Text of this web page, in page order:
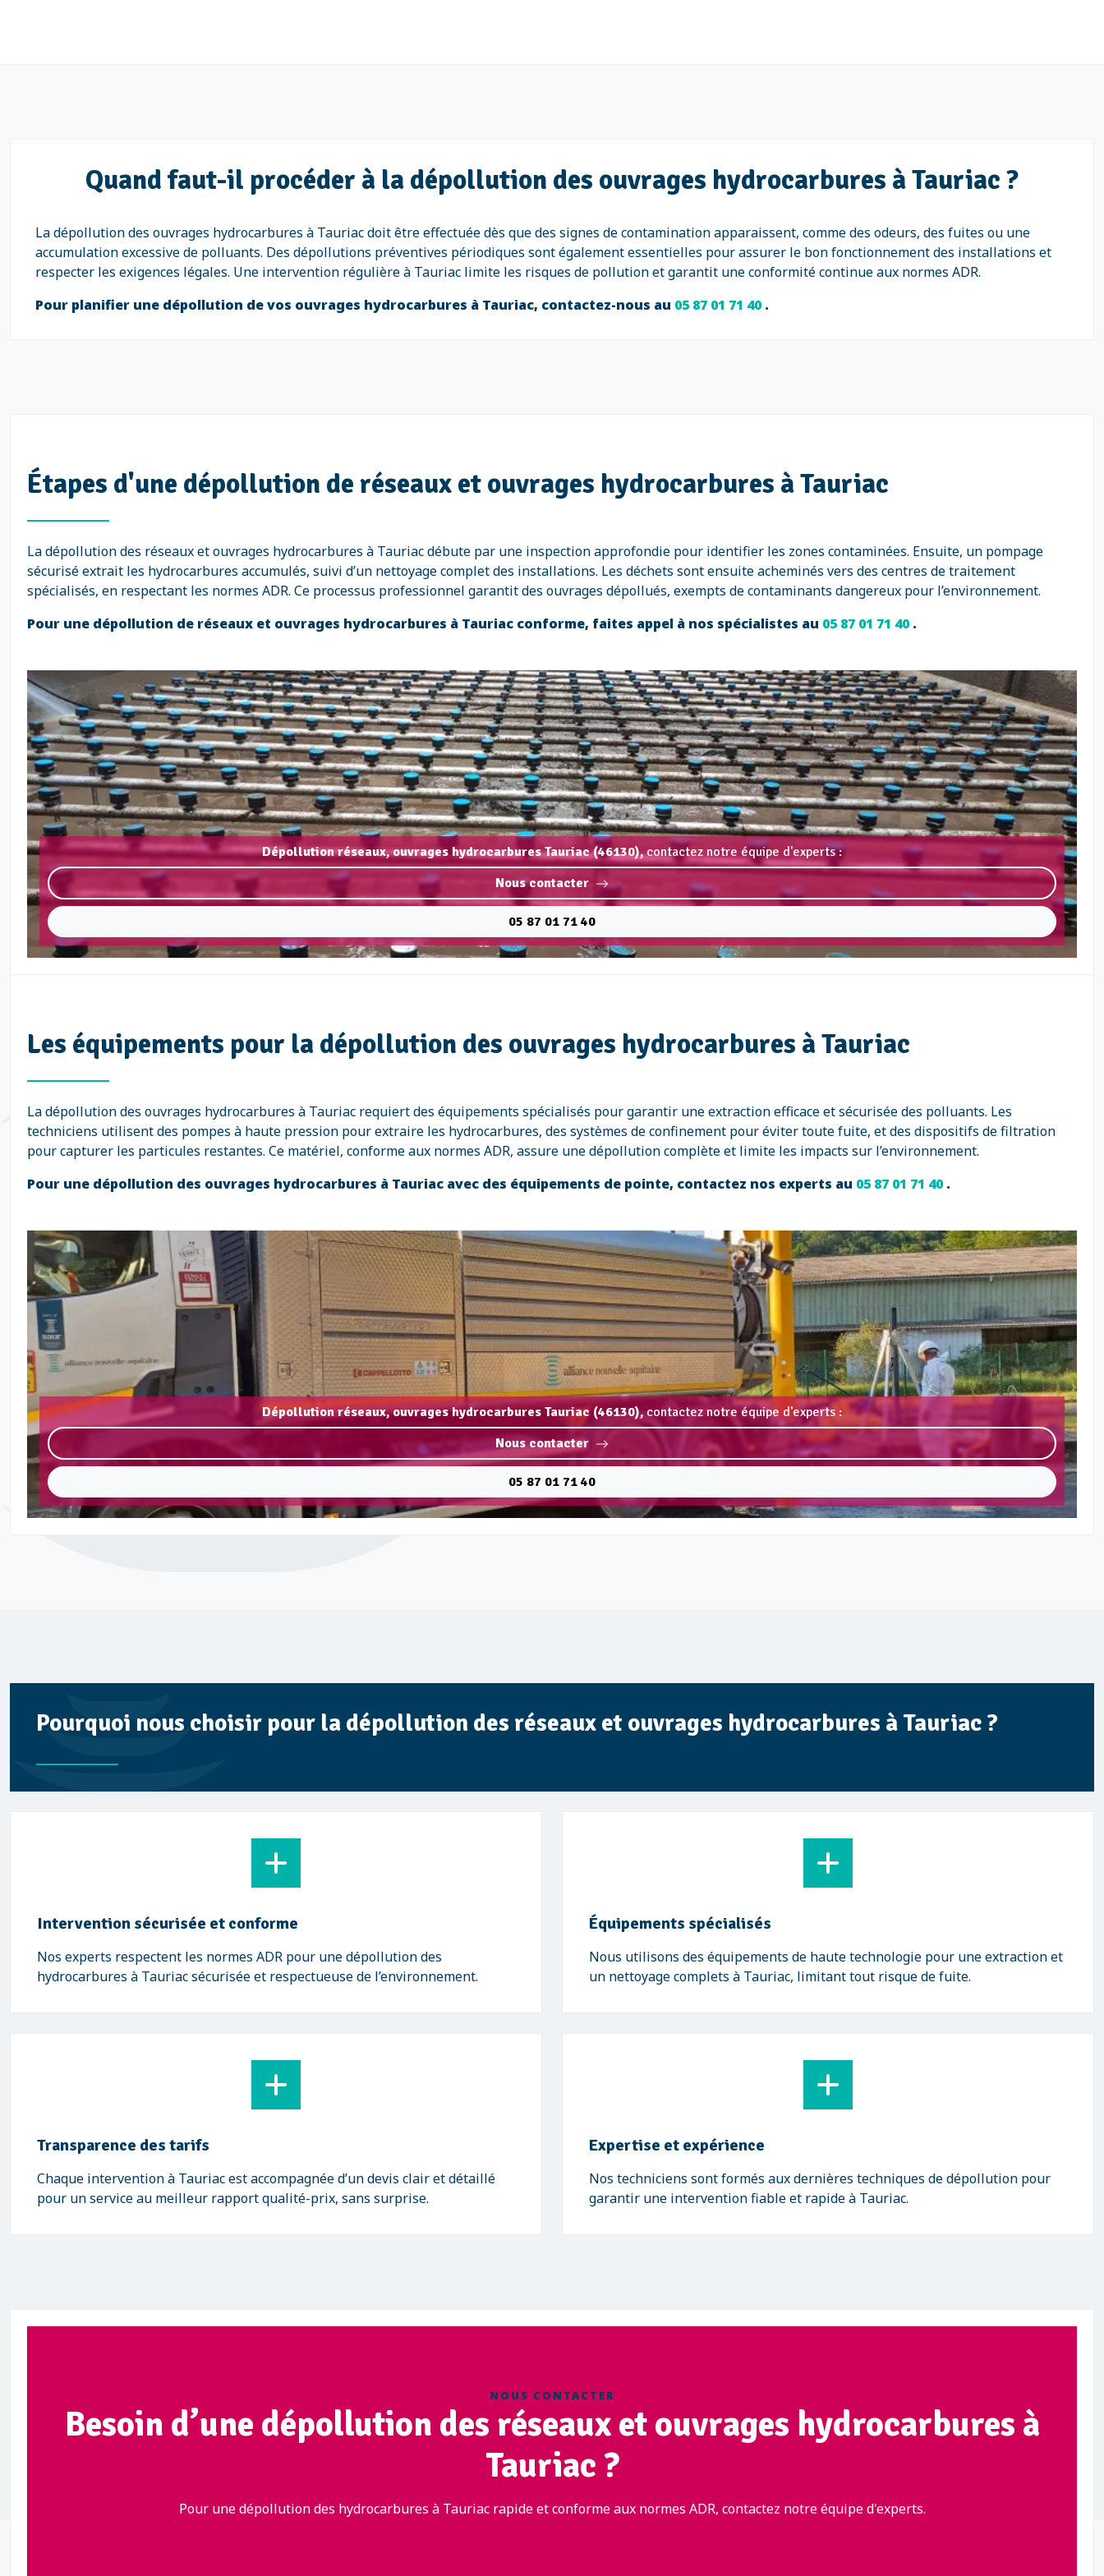
Quand faut-il procéder à la dépollution des ouvrages hydrocarbures à Tauriac ?
La dépollution des ouvrages hydrocarbures à Tauriac doit être effectuée dès que des signes de contamination apparaissent, comme des odeurs, des fuites ou une
accumulation excessive de polluants. Des dépollutions préventives périodiques sont également essentielles pour assurer le bon fonctionnement des installations et
respecter les exigences légales. Une intervention régulière à Tauriac limite les risques de pollution et garantit une conformité continue aux normes ADR.
Pour planifier une dépollution de vos ouvrages hydrocarbures à Tauriac, contactez-nous au 05 87 01 71 40.
Étapes d'une dépollution de réseaux et ouvrages hydrocarbures à Tauriac
La dépollution des réseaux et ouvrages hydrocarbures à Tauriac débute par une inspection approfondie pour identifier les zones contaminées. Ensuite, un pompage
sécurisé extrait les hydrocarbures accumulés, suivi d’un nettoyage complet des installations. Les déchets sont ensuite acheminés vers des centres de traitement
spécialisés, en respectant les normes ADR. Ce processus professionnel garantit des ouvrages dépollués, exempts de contaminants dangereux pour l’environnement.
Pour une dépollution de réseaux et ouvrages hydrocarbures à Tauriac conforme, faites appel à nos spécialistes au 05 87 01 71 40.
Dépollution réseaux, ouvrages hydrocarbures Tauriac (46130),contactez notre équipe d'experts :
Nous contacter
05 87 01 71 40
Les équipements pour la dépollution des ouvrages hydrocarbures à Tauriac
La dépollution des ouvrages hydrocarbures à Tauriac requiert des équipements spécialisés pour garantir une extraction efficace et sécurisée des polluants. Les
techniciens utilisent des pompes à haute pression pour extraire les hydrocarbures, des systèmes de confinement pour éviter toute fuite, et des dispositifs de filtration
pour capturer les particules restantes. Ce matériel, conforme aux normes ADR, assure une dépollution complète et limite les impacts sur l’environnement.
Pour une dépollution des ouvrages hydrocarbures à Tauriac avec des équipements de pointe, contactez nos experts au 05 87 01 71 40.
Dépollution réseaux, ouvrages hydrocarbures Tauriac (46130),contactez notre équipe d'experts :
Nous contacter
05 87 01 71 40
Pourquoi nous choisir pour la dépollution des réseaux et ouvrages hydrocarbures à Tauriac ?
Intervention sécurisée et conforme
Nos experts respectent les normes ADR pour une dépollution des
hydrocarbures à Tauriac sécurisée et respectueuse de l’environnement.
Équipements spécialisés
Nous utilisons des équipements de haute technologie pour une extraction et
un nettoyage complets à Tauriac, limitant tout risque de fuite.
Transparence des tarifs
Chaque intervention à Tauriac est accompagnée d’un devis clair et détaillé
pour un service au meilleur rapport qualité-prix, sans surprise.
Expertise et expérience
Nos techniciens sont formés aux dernières techniques de dépollution pour
garantir une intervention fiable et rapide à Tauriac.
NOUS CONTACTER
Besoin d’une dépollution des réseaux et ouvrages hydrocarbures à
Tauriac ?
Pour une dépollution des hydrocarbures à Tauriac rapide et conforme aux normes ADR, contactez notre équipe d'experts.